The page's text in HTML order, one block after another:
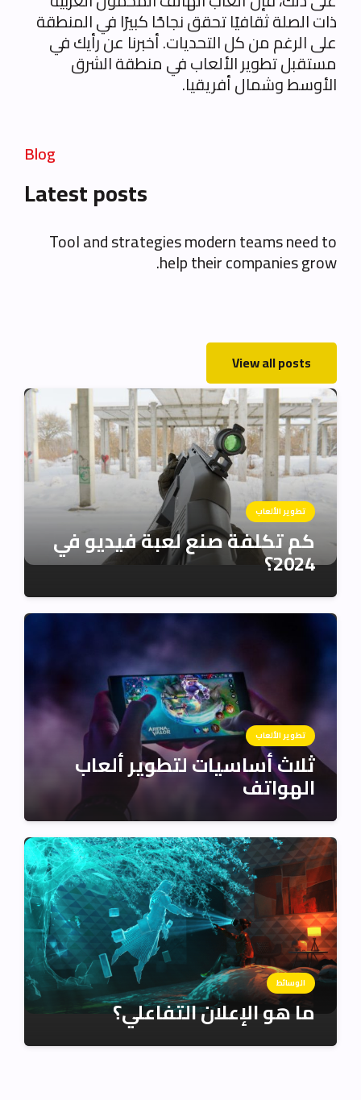
ذات الصلة ثقافيًا تحقق نجاحًا كبيرًا في المنطقة
على الرغم من كل التحديات. أخبرنا عن رأيك في
مستقبل تطوير الألعاب في منطقة الشرق
الأوسط وشمال أفريقيا.
Blog
Latest posts
Tool and strategies modern teams need to
help their companies grow.
View all posts
تطوير الألعاب
كم تكلفة صنع لعبة فيديو في
2024؟
تطوير الألعاب
ثلاث أساسيات لتطوير ألعاب
الهواتف
الوسائط
ما هو الإعلان التفاعلي؟